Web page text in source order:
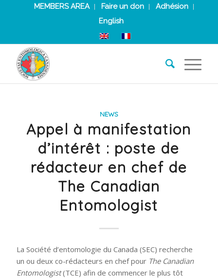
MEMBERS AREA Faire un don
Adhésion
English
NEWS
Appel à manifestation
d’intérêt : poste de
rédacteur en chef de
The Canadian
Entomologist
La Société d’entomologie du Canada (SEC) recherche
un ou deux co-rédacteurs en chef pour The Canadian
Entomologist(TCE) afin de commencer le plus tôt